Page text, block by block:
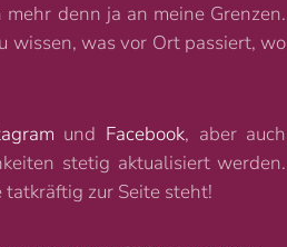
denn ja an meine Grenzen.
wissen, was vor Ort passiert, wo
und Facebook, aber auch
stetig aktualisiert werden.
tatkräftig zur Seite steht!